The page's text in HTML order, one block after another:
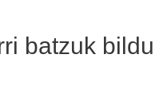
batzuk bildu